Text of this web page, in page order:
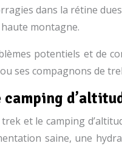
dans la rétine
montagne.
potentiels et de
ses compagnons de
et le camping
saine, une